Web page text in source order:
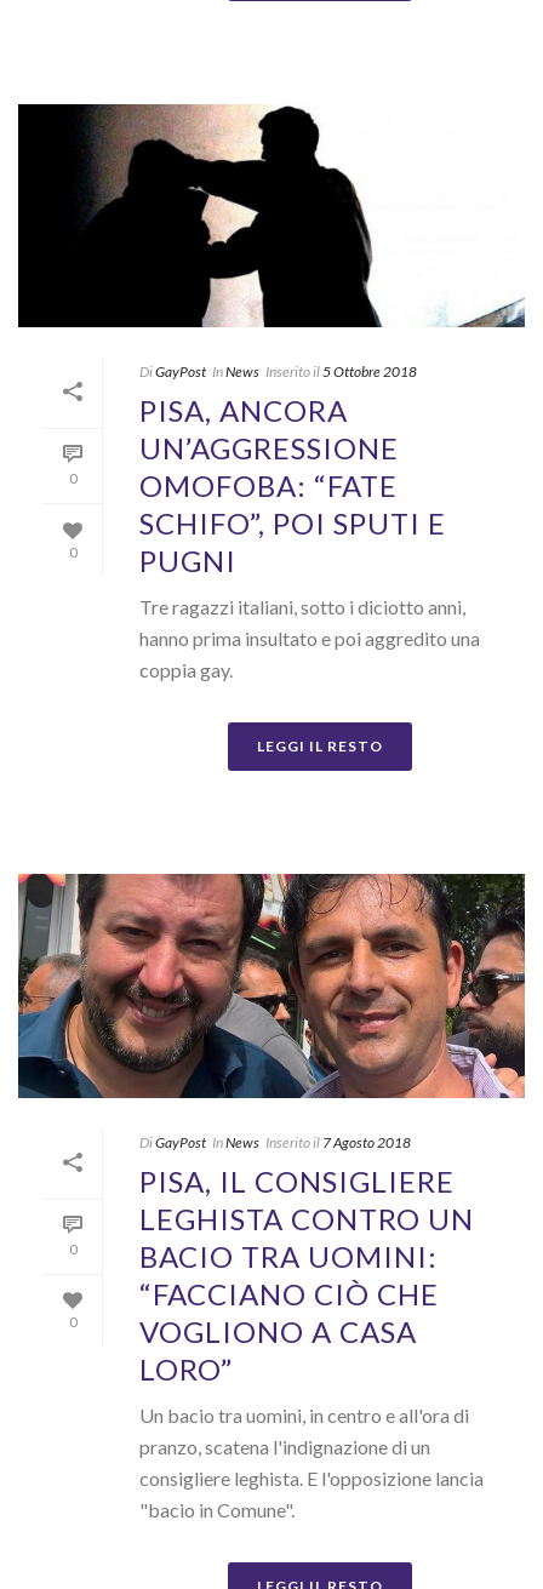
0
0
DiGayPost InNews Inserito il5 Ottobre 2018
PISA, ANCORA
UN’AGGRESSIONE
OMOFOBA: “FATE
SCHIFO”, POI SPUTI E
PUGNI
Tre ragazzi italiani, sotto i diciotto anni,
hanno prima insultato e poi aggredito una
coppia gay.
LEGGI IL RESTO
0
0
DiGayPost InNews Inserito il 7 Agosto 2018
PISA, IL CONSIGLIERE
LEGHISTA CONTRO UN
BACIO TRA UOMINI:
“FACCIANO CIÒ CHE
VOGLIONO A CASA
LORO”
Un bacio tra uomini, in centro e all'ora di
pranzo, scatena l'indignazione di un
consigliere leghista. E l'opposizione lancia
"bacio in Comune".